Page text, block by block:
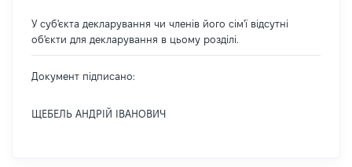
У суб'єкта декларування чи членів його сім'ї відсутні
об'єкти для декларування в цьому розділі.
Документ підписано:
ЩЕБЕЛЬ АНДРІЙ ІВАНОВИЧ